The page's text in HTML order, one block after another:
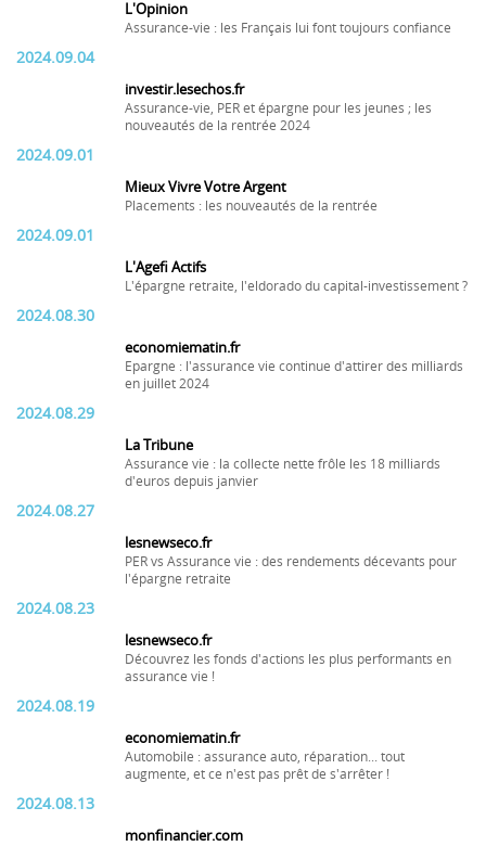
L'Opinion
Assurance-vie : les Français lui font toujours confiance
2024.09.04
investir.lesechos.fr
Assurance-vie, PER et épargne pour les jeunes ; les
nouveautés de la rentrée 2024
2024.09.01
Mieux Vivre Votre Argent
Placements : les nouveautés de la rentrée
2024.09.01
L'Agefi Actifs
L'épargne retraite, l'eldorado du capital-investissement ?
2024.08.30
economiematin.fr
Epargne : l'assurance vie continue d'attirer des milliards
en juillet 2024
2024.08.29
La Tribune
Assurance vie : la collecte nette frôle les 18 milliards
d'euros depuis janvier
2024.08.27
lesnewseco.fr
PER vs Assurance vie : des rendements décevants pour
l'épargne retraite
2024.08.23
lesnewseco.fr
Découvrez les fonds d'actions les plus performants en
assurance vie !
2024.08.19
economiematin.fr
Automobile : assurance auto, réparation... tout
augmente, et ce n'est pas prêt de s'arrêter !
2024.08.13
monfinancier.com